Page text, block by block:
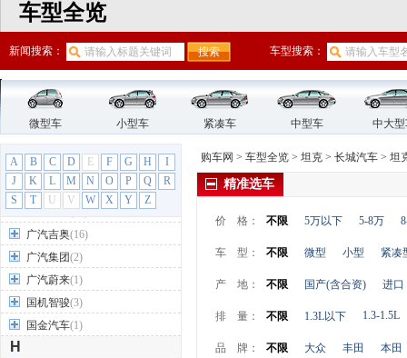
车型全览
新闻搜索： 车型搜索：
微型车 小型车 紧凑车 中型车 中大
A B C D E F G H
I
J
K L M N O P Q
R
S
T U V W X Y Z
丰田(60)
枫叶汽车(2)
福迪(4)
福特(31)
福田汽车
GMC(4)
观致(3)
广汽传祺(19)
广汽吉奥(16)
广汽集团(2)
广汽蔚来(1)
国机智骏(3)
国金汽车(1)
H
购车网 > 车型全览 > 坦克 > 长城汽车 > 坦
精准选车
价 格： 不限 5万以下 5-8万
车 型： 不限 微型 小型 紧凑
产 地： 不限 国产(含合资) 进口
排 量： 不限 1.3L以下 1.3-1.5L
品 牌： 不限 大众 丰田 本田